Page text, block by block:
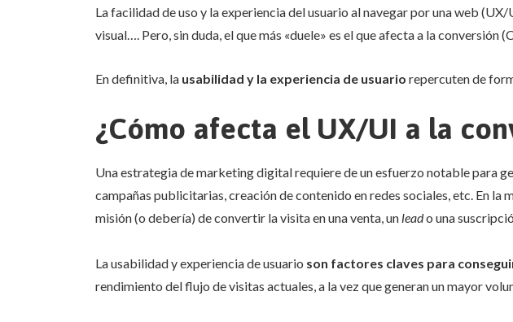
La facilidad de uso y la experiencia del usuario al navegar por una web
visual…. Pero, sin duda, el que más «duele» es el que afecta a la conversión
En definitiva, la usabilidad y la experiencia de usuario repercuten de
¿Cómo afecta el UX/UI a la
Una estrategia de marketing digital requiere de un esfuerzo notable para
campañas publicitarias, creación de contenido en redes sociales, etc. En la
misión (o debería) de convertir la visita en una venta, un leado una
La usabilidad y experiencia de usuario son factores claves para
rendimiento del flujo de visitas actuales, a la vez que generan un mayor